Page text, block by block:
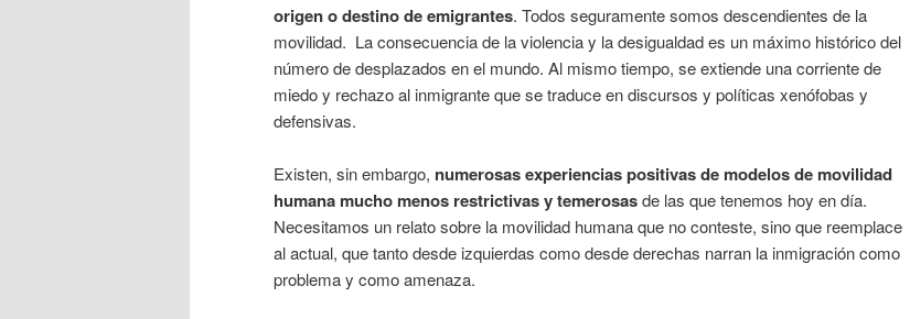
origen o destino de emigrantes. Todos seguramente somos descendientes de la
movilidad. La consecuencia de la violencia y la desigualdad es un máximo histórico del
número de desplazados en el mundo. Al mismo tiempo, se extiende una corriente de
miedo y rechazo al inmigrante que se traduce en discursos y políticas xenófobas y
defensivas.
Existen, sin embargo, numerosas experiencias positivas de modelos de movilidad
humana mucho menos restrictivas y temerosasde las que tenemos hoy en día.
Necesitamos un relato sobre la movilidad humana que no conteste, sino que reemplace
al actual, que tanto desde izquierdas como desde derechas narran la inmigración como
problema y como amenaza.